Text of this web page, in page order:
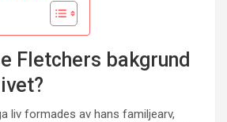
Fletchers bakgrund
liv formades av hans familjearv,